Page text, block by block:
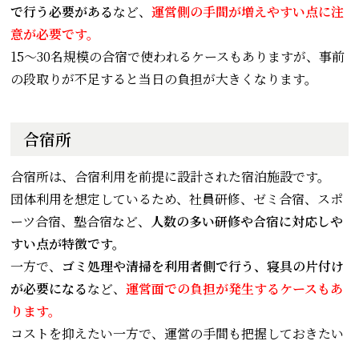
で行う必要があるなど、運営側の手間が増えやすい点に注
意が必要です。
15〜30名規模の合宿で使われるケースもありますが、事前
の段取りが不足すると当日の負担が大きくなります。
合宿所
合宿所は、合宿利用を前提に設計された宿泊施設です。
団体利用を想定しているため、社員研修、ゼミ合宿、スポ
ーツ合宿、塾合宿など、 人数の多い研修や合宿に対応しや
すい点が特徴です。
一方で、 ゴミ処理や清掃を利用者側で行う、寝具の片付け
が必要になるなど、運営面での負担が発生するケースもあ
ります。
コストを抑えたい一方で、運営の手間も把握しておきたい